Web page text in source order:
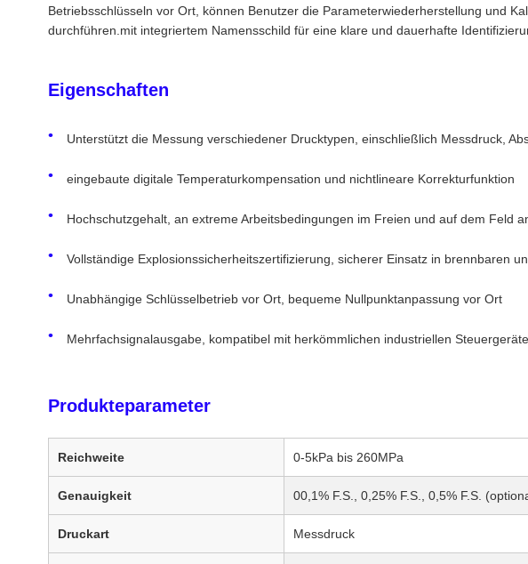
Betriebsschlüsseln vor Ort, können Benutzer die Parameterwiederherstellung und
durchführen.mit integriertem Namensschild für eine klare und dauerhafte
Eigenschaften
Unterstützt die Messung verschiedener Drucktypen, einschließlich Messdruck,
eingebaute digitale Temperaturkompensation und nichtlineare Korrekturfunktion
Hochschutzgehalt, an extreme Arbeitsbedingungen im Freien und auf dem Feld
Vollständige Explosionssicherheitszertifizierung, sicherer Einsatz in brennbaren
Unabhängige Schlüsselbetrieb vor Ort, bequeme Nullpunktanpassung vor Ort
Mehrfachsignalausgabe, kompatibel mit herkömmlichen industriellen
Produkteparameter
Reichweite 0-5kPa bis 260MPa
Genauigkeit 00,1% F.S., 0,25% F.S., 0,5% F.S.
Druckart Messdruck